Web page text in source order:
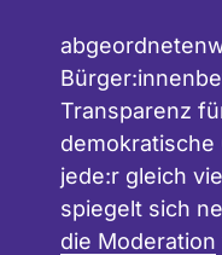
Transparenz
demokratische
jede:r gleich
spiegelt sich
die Moderation